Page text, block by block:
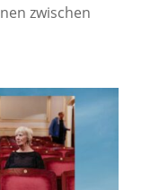
zwischen